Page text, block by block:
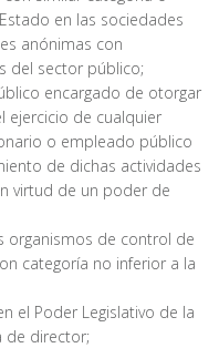
en las sociedades
anónimas con
del sector público;
encargado de otorgar
ejercicio de cualquier
o empleado público
de dichas actividades
virtud de un poder de
organismos de control de
categoría no inferior a la
el Poder Legislativo de la
de director;